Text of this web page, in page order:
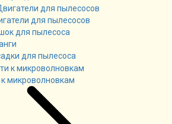
для пылесосов
для пылесоса
для пылесоса
микроволновкам